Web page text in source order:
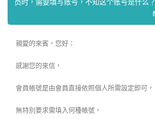
親愛的來賓，您好：
感謝您的來信，
會員帳號是由會員直接依照個人所需設定即可，
無特別要求需填入何種帳號，